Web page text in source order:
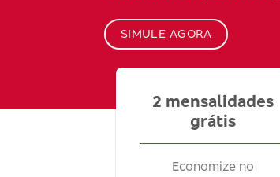
SIMULE AGORA
2 mensalidades
grátis
Economize no